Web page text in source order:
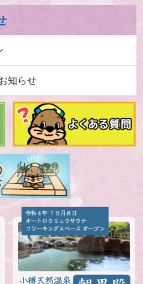
知らせ